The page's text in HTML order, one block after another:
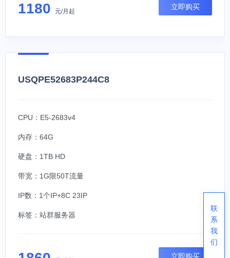
1180 元/月起
立即购买
USQPE52683P244C8
CPU：E5-2683v4
内存：64G
硬盘：1TB HD
带宽：1G限50T流量
IP数：1个IP+8C 23IP
标签： 站群服务器
立即购买
联
系
我
们